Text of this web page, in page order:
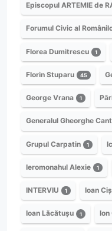
Episcopul ARTEMIE de
Forumul Civic al
Florea Dumitrescu 1
Florin Stuparu 45
George Vrana 1
Generalul Gheorghe
Grupul Carpatin 1
Ieromonahul Alexie 1
INTERVIU 1 Ioan
Ioan Lăcătușu 1 Ion